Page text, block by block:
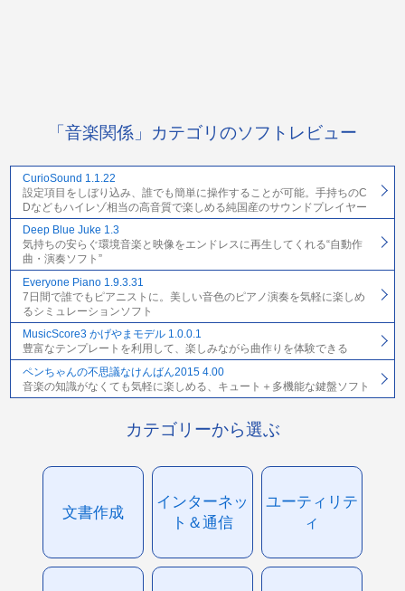
「音楽関係」カテゴリのソフトレビュー
CurioSound 1.1.22
設定項目をしぼり込み、誰でも簡単に操作することが可能。手持ちのC
Dなどもハイレゾ相当の高音質で楽しめる純国産のサウンドプレイヤー
Deep Blue Juke 1.3
気持ちの安らぐ環境音楽と映像をエンドレスに再生してくれる“自動作
曲・演奏ソフト”
Everyone Piano 1.9.3.31
7日間で誰でもピアニストに。美しい音色のピアノ演奏を気軽に楽しめ
るシミュレーションソフト
MusicScore3 かげやまモデル 1.0.0.1
豊富なテンプレートを利用して、楽しみながら曲作りを体験できる
ペンちゃんの不思議なけんばん2015 4.00
音楽の知識がなくても気軽に楽しめる、キュート＋多機能な鍵盤ソフト
カテゴリーから選ぶ
文書作成
インターネッ
ト＆通信
ユーティリテ
ィ